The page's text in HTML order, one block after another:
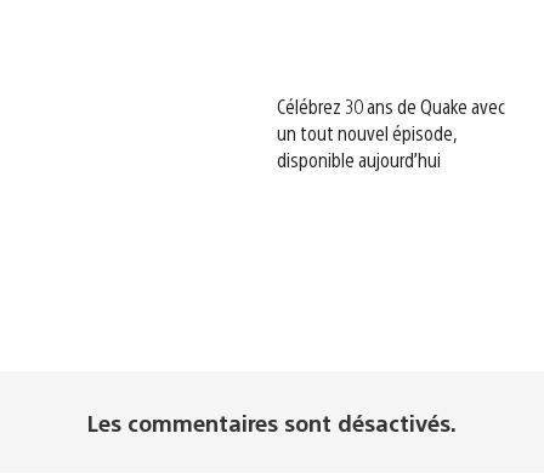
Célébrez 30 ans de Quake avec
un tout nouvel épisode,
disponible aujourd’hui
Les commentaires sont désactivés.